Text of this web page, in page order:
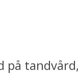
på